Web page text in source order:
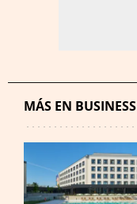
MÁS EN BUSINESS